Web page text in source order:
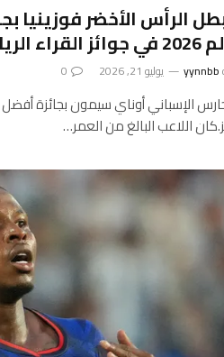
الرأس الأخضر
الرياضية
yynnbb يوليو 21, 2026 0
اللاعب البالغ من العمر…